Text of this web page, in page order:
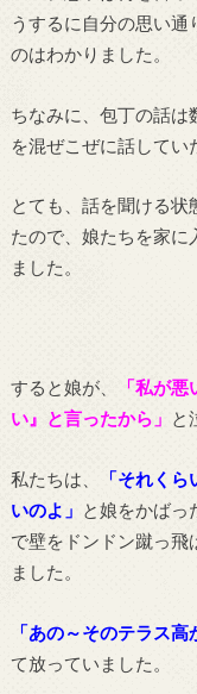
うするに自分の思い通
のはわかりました。
ちなみに、包丁の話は
を混ぜこぜに話してい
とても、話を聞ける状
たので、娘たちを家に
ました。
すると娘が、
「私が
い』と言ったから」 と
私たちは、
「それく
いのよ」 と娘をかばっ
で壁をドンドン蹴っ飛
ました。
「あの～そのテラス
て放っていました。